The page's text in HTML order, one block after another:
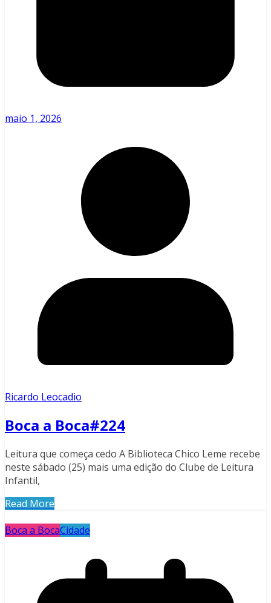
maio 1, 2026
Ricardo Leocadio
Boca a Boca#224
Leitura que começa cedo A Biblioteca Chico Leme recebe
neste sábado (25) mais uma edição do Clube de Leitura
Infantil,
Read More
Boca a BocaCidade